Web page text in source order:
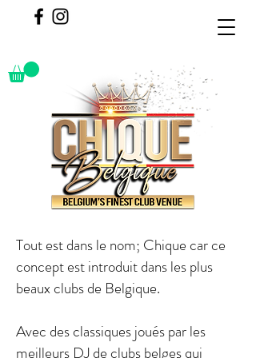
Tout est dans le nom; Chique car ce
concept est introduit dans les plus
beaux clubs de Belgique.
Avec des classiques joués par les
meilleurs DJ de clubs belges qui